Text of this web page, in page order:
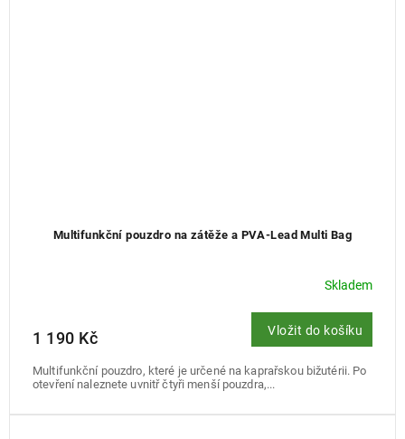
Multifunkční pouzdro na zátěže a PVA-Lead Multi Bag
Skladem
1 190 Kč Vložit do košíku
Multifunkční pouzdro, které je určené na kaprařskou bižutérii. Po
otevření naleznete uvnitř čtyři menší pouzdra,...